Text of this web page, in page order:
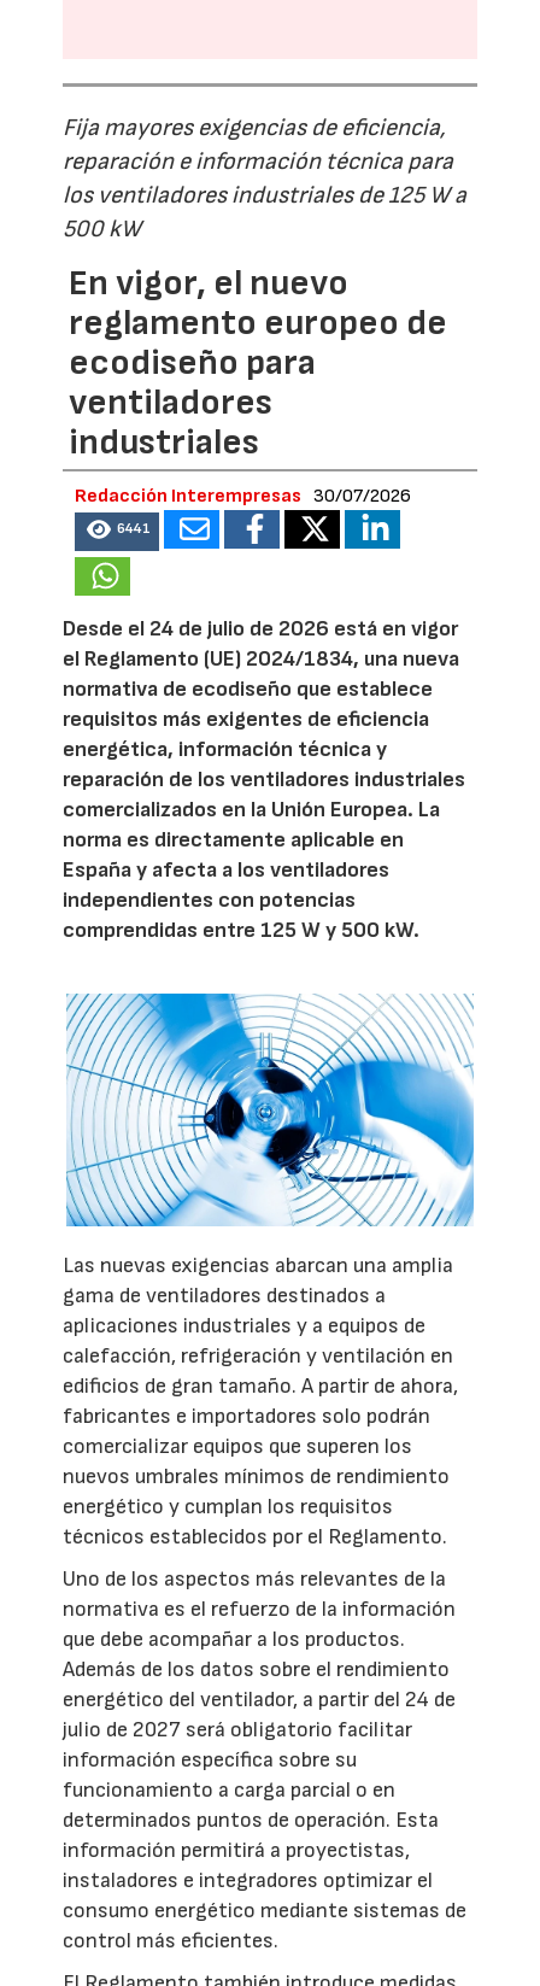
Fija mayores exigencias de eficiencia,
reparación e información técnica para
los ventiladores industriales de 125 W a
500 kW
En vigor, el nuevo
reglamento europeo de
ecodiseño para
ventiladores
industriales
Redacción Interempresas 30/07/2026
6441
Desde el 24 de julio de 2026 está en vigor
el Reglamento (UE) 2024/1834, una nueva
normativa de ecodiseño que establece
requisitos más exigentes de eficiencia
energética, información técnica y
reparación de los ventiladores industriales
comercializados en la Unión Europea. La
norma es directamente aplicable en
España y afecta a los ventiladores
independientes con potencias
comprendidas entre 125 W y 500 kW.
Las nuevas exigencias abarcan una amplia
gama de ventiladores destinados a
aplicaciones industriales y a equipos de
calefacción, refrigeración y ventilación en
edificios de gran tamaño. A partir de ahora,
fabricantes e importadores solo podrán
comercializar equipos que superen los
nuevos umbrales mínimos de rendimiento
energético y cumplan los requisitos
técnicos establecidos por el Reglamento.
Uno de los aspectos más relevantes de la
normativa es el refuerzo de la información
que debe acompañar a los productos.
Además de los datos sobre el rendimiento
energético del ventilador, a partir del 24 de
julio de 2027 será obligatorio facilitar
información específica sobre su
funcionamiento a carga parcial o en
determinados puntos de operación. Esta
información permitirá a proyectistas,
instaladores e integradores optimizar el
consumo energético mediante sistemas de
control más eficientes.